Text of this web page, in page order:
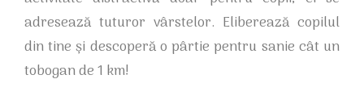
adresează tuturor vârstelor. Eliberează copilul
din tine și descoperă o pârtie pentru sanie cât un
tobogan de 1 km!